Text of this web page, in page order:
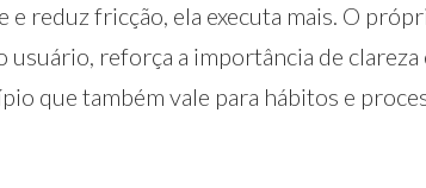
e reduz fricção, ela executa mais. O
reforça a importância de
que também vale para hábitos e